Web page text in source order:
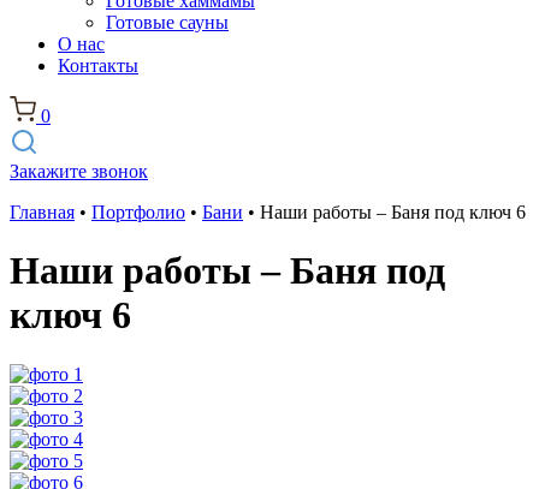
Готовые сауны
О нас
Контакты
0
Закажите звонок
Главная • Портфолио • Бани • Наши работы – Баня под ключ 6
Наши работы – Баня под
ключ 6